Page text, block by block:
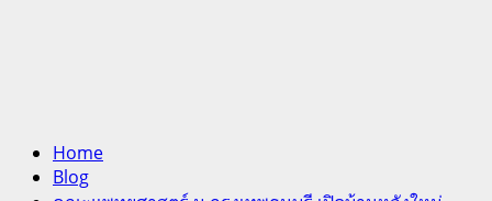
Home
Blog